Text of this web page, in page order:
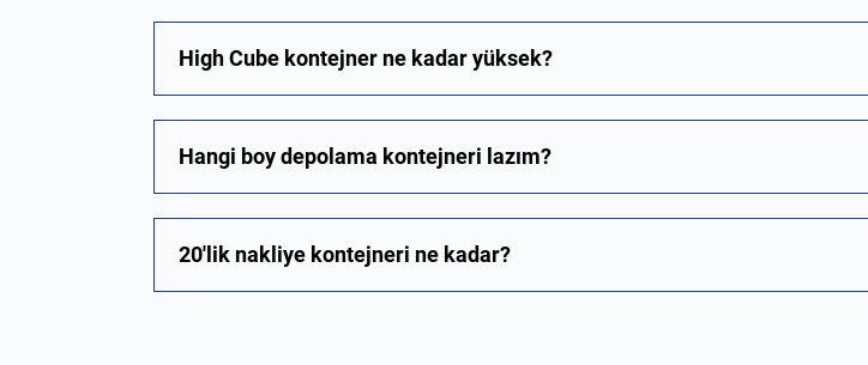
High Cube kontejner ne kadar yüksek?
Hangi boy depolama kontejneri lazım?
20'lik nakliye kontejneri ne kadar?